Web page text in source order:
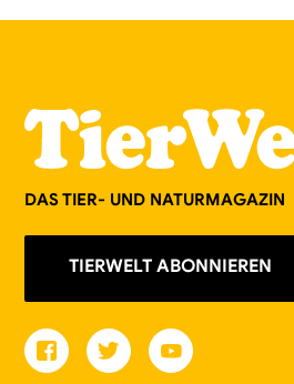
DAS TIER- UND NATURMAGAZIN
TIERWELT ABONNIEREN